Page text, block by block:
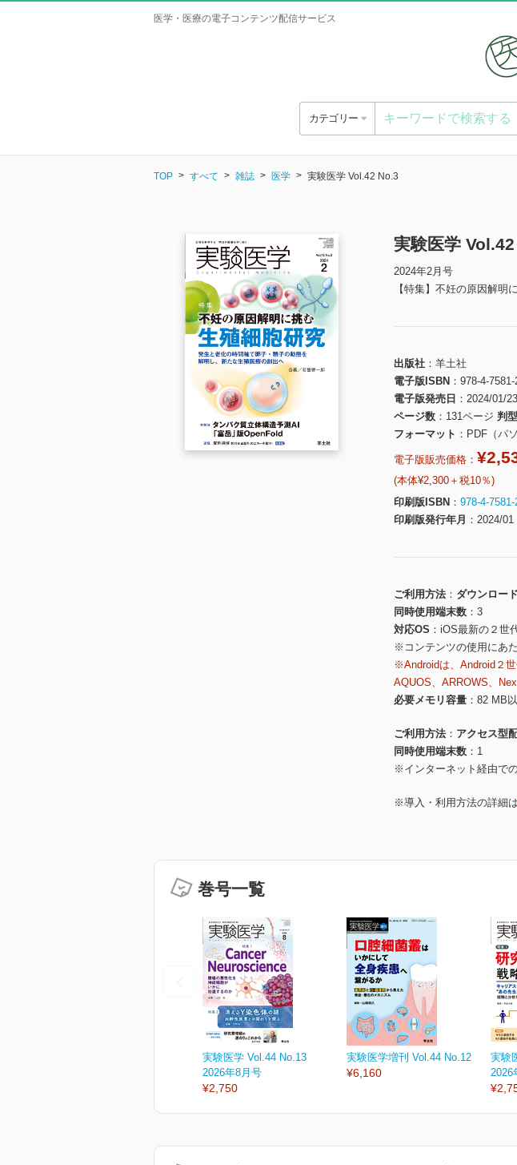
医学・医療の電子コンテンツ配信サービス
カテゴリー
TOP すべて 雑誌 医学 実験医学 Vol.42 No.3
実験医学 Vol.42
2024年2月号
【特集】不妊の原因解明
出版社
羊土社
電子版ISBN
978-4-
電子版発売日
2024/01/23
ページ数
131ページ 判型
フォーマット
PDF（パ
電子版販売価格：
(本体¥2,300＋税10％)
印刷版ISBN
978-4-
印刷版発行年月
2024/01
ご利用方法
ダウンロー
同時使用端末数
3
対応OS
iOS最新の２世
※コンテンツの使用にあ
※Androidは、Android２
AQUOS、ARROWS、
必要メモリ容量
82 MB
ご利用方法
アクセス型
同時使用端末数
1
※インターネット経由で
※導入・利用方法の詳細は
巻号一覧
実験医学 Vol.44 No.13
2026年8月号
¥2,750
実験医学増刊 Vol.44 No.12
¥6,160
実験
2026